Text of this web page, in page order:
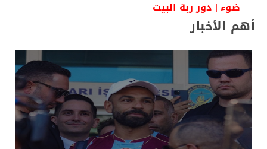
ضوء | دور ربة البيت
أهم الأخبار